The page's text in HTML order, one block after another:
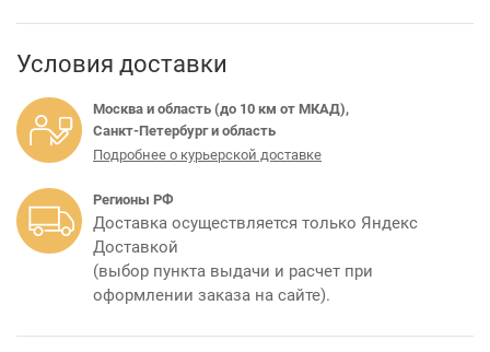
Условия доставки
Москва и область (до 10 км от МКАД),
Санкт-Петербург и область
Подробнее о курьерской доставке
Регионы РФ
Доставка осуществляется только Яндекс
Доставкой
(выбор пункта выдачи и расчет при
оформлении заказа на сайте).